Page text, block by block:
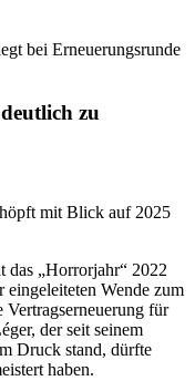
bei Erneuerungsrunde
zu
mit Blick auf 2025
das „Horrorjahr“ 2022
Wende zum
Vertragserneuerung für
der seit seinem
Druck stand, dürfte
haben.